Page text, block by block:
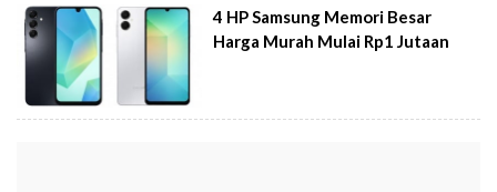
4 HP Samsung Memori Besar
Harga Murah Mulai Rp1 Jutaan